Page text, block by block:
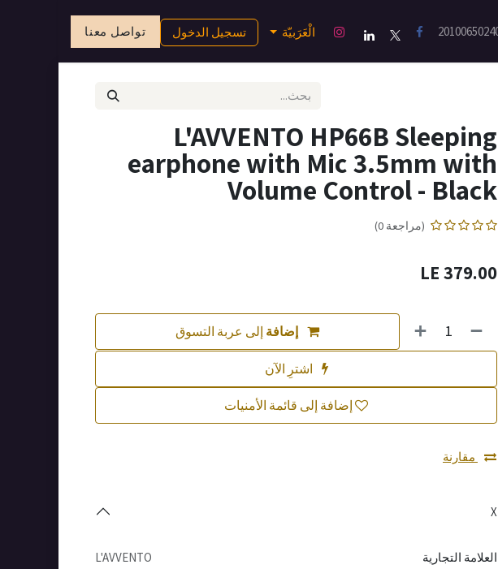
الْعَرَبيّة تسجيل الدخول تواصل معنا
L'AVVENTO HP66B Sleeping
earphone with Mic 3.5mm with
Volume Control - Black
(مراجعة 0)
379.00
إضافة إلى عربة التسوق
إضافة إلى قائمة الأمنيات
مقارنة
X
العلامة التجارية L'AVVENTO